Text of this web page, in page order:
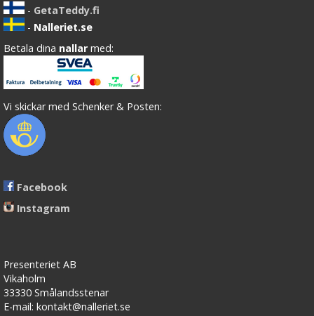
- GetaTeddy.fi
- Nalleriet.se
Betala dina nallar med:
Vi skickar med Schenker & Posten:
Facebook
Instagram
Presenteriet AB
Vikaholm
33330 Smålandsstenar
E-mail: kontakt@nalleriet.se